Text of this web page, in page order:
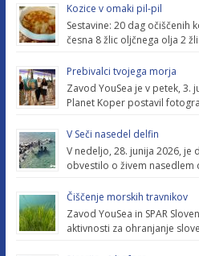
Kozice v omaki pil-pil
Sestavine: 20 dag očiščenih
česna 8 žlic oljčnega olja 2
Prebivalci tvojega morja
Zavod YouSea je v petek, 3.
Planet Koper postavil
V Seči nasedel delfin
V nedeljo, 28. junija 2026,
obvestilo o živem nasedlem
Čiščenje morskih travnikov
Zavod YouSea in SPAR
aktivnosti za ohranjanje